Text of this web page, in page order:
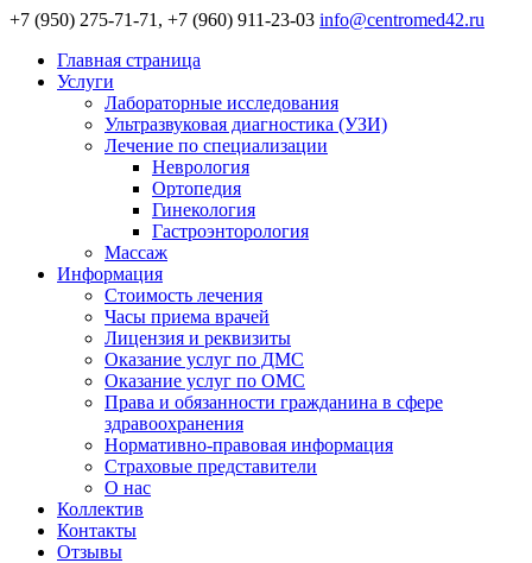
+7 (950) 275-71-71, +7 (960) 911-23-03 info@centromed42.ru
Главная страница
Услуги
Лабораторные исследования
Ультразвуковая диагностика (УЗИ)
Лечение по специализации
Неврология
Ортопедия
Гинекология
Гастроэнторология
Массаж
Информация
Стоимость лечения
Часы приема врачей
Лицензия и реквизиты
Оказание услуг по ДМС
Оказание услуг по ОМС
Права и обязанности гражданина в сфере
здравоохранения
Нормативно-правовая информация
Страховые представители
О нас
Коллектив
Контакты
Отзывы